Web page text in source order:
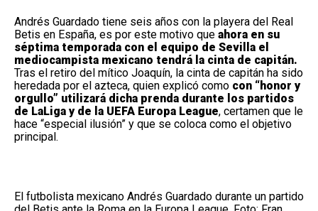
Andrés Guardado tiene seis años con la playera del Real
Betis en España, es por este motivo que ahora en su
séptima temporada con el equipo de Sevilla el
mediocampista mexicano tendrá la cinta de capitán.
Tras el retiro del mítico Joaquín, la cinta de capitán ha sido
heredada por el azteca, quien explicó como con “honor y
orgullo” utilizará dicha prenda durante los partidos
de LaLiga y de la UEFA Europa League, certamen que le
hace “especial ilusión” y que se coloca como el objetivo
principal.
El futbolista mexicano Andrés Guardado durante un partido